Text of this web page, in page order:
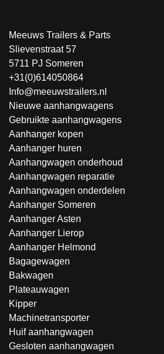
Meeuws Trailers & Parts
Slievenstraat 57
5711 PJ Someren
+31(0)614050864
Info@meeuwstrailers.nl
Nieuwe aanhangwagens
Gebruikte aanhangwagens
Aanhanger kopen
Aanhanger huren
Aanhangwagen onderhoud
Aanhangwagen reparatie
Aanhangwagen onderdelen
Aanhanger Someren
Aanhanger Asten
Aanhanger Lierop
Aanhanger Helmond
Bagagewagen
Bakwagen
Plateauwagen
Kipper
Machinetransporter
Huif aanhangwagen
Gesloten aanhangwagen